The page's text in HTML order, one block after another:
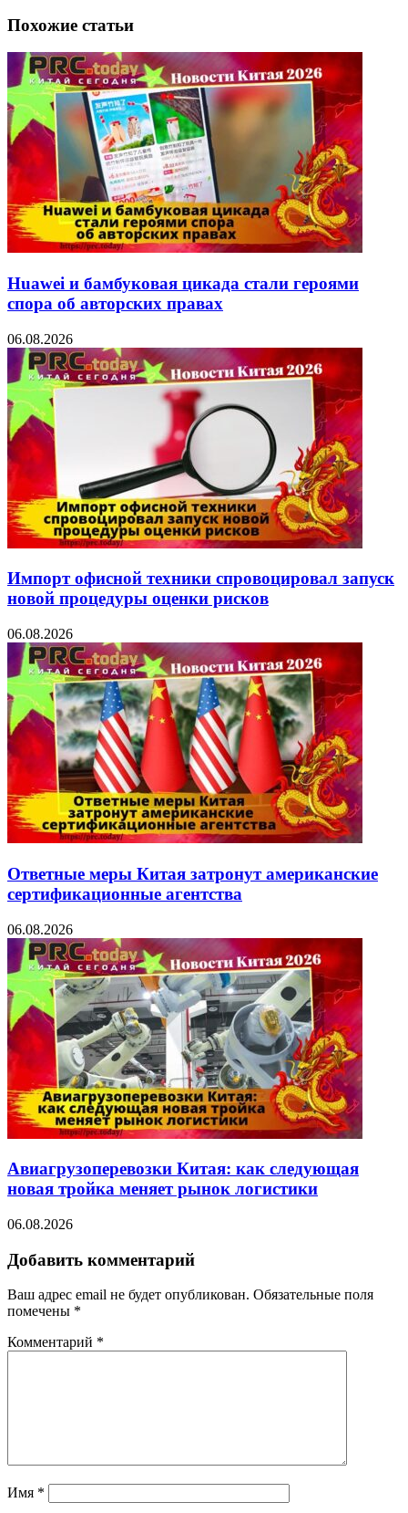
Похожие статьи
Huawei и бамбуковая цикада стали героями
спора об авторских правах
06.08.2026
Импорт офисной техники спровоцировал запуск
новой процедуры оценки рисков
06.08.2026
Ответные меры Китая затронут американские
сертификационные агентства
06.08.2026
Авиагрузоперевозки Китая: как следующая
новая тройка меняет рынок логистики
06.08.2026
Добавить комментарий
Ваш адрес email не будет опубликован. Обязательные поля
помечены *
Комментарий *
Имя *